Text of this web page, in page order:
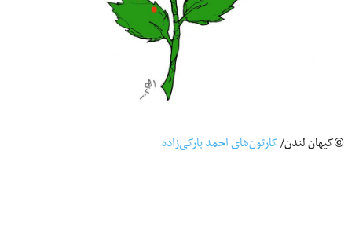
©کیهان لندن/کارتون‌های احمد بارکی‌زاده